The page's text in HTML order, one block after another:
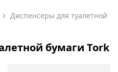
Диспенсеры для туалетной
бумаги Tork